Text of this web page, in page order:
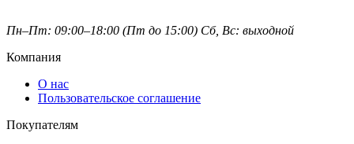
Пн–Пт: 09:00–18:00 (Пт до 15:00) Сб, Вс: выходной
Компания
О нас
Пользовательское соглашение
Покупателям